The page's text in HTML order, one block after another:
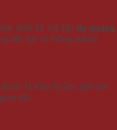
thiết kế với lớp dạ quang
tiện lợi và thông minh!
lá khỏi bị ẩm, giữ cho
dài.